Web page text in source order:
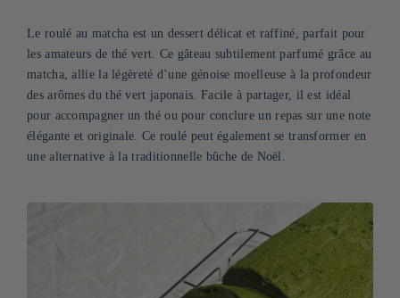
Le roulé au matcha est un dessert délicat et raffiné, parfait pour
les amateurs de thé vert. Ce gâteau subtilement parfumé grâce au
matcha, allie la légèreté d’une génoise moelleuse à la profondeur
des arômes du thé vert japonais. Facile à partager, il est idéal
pour accompagner un thé ou pour conclure un repas sur une note
élégante et originale. Ce roulé peut également se transformer en
une alternative à la traditionnelle bûche de Noël.